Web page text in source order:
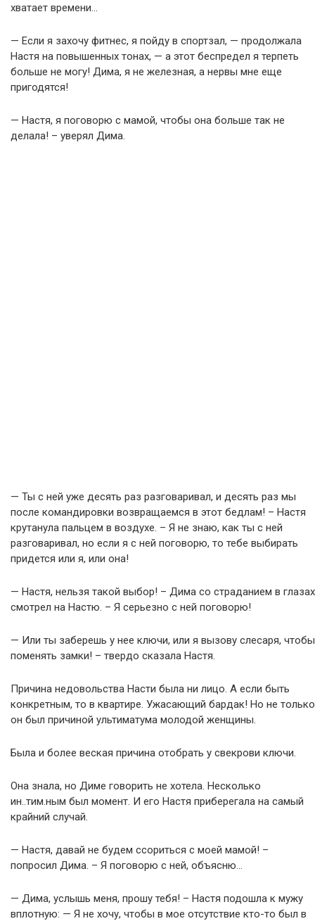
хватает времени…
— Если я захочу фитнес, я пойду в спортзал, — продолжала
Настя на повышенных тонах, — а этот беспредел я терпеть
больше не могу! Дима, я не железная, а нервы мне еще
пригодятся!
— Настя, я поговорю с мамой, чтобы она больше так не
делала! – уверял Дима.
— Ты с ней уже десять раз разговаривал, и десять раз мы
после командировки возвращаемся в этот бедлам! – Настя
крутанула пальцем в воздухе. – Я не знаю, как ты с ней
разговаривал, но если я с ней поговорю, то тебе выбирать
придется или я, или она!
— Настя, нельзя такой выбор! – Дима со страданием в глазах
смотрел на Настю. – Я серьезно с ней поговорю!
— Или ты заберешь у нее ключи, или я вызову слесаря, чтобы
поменять замки! – твердо сказала Настя.
Причина недовольства Насти была ни лицо. А если быть
конкретным, то в квартире. Ужасающий бардак! Но не только
он был причиной ультиматума молодой женщины.
Была и более веская причина отобрать у свекрови ключи.
Она знала, но Диме говорить не хотела. Несколько
ин..тим.ным был момент. И его Настя приберегала на самый
крайний случай.
— Настя, давай не будем ссориться с моей мамой! –
попросил Дима. – Я поговорю с ней, объясню…
— Дима, услышь меня, прошу тебя! – Настя подошла к мужу
вплотную: — Я не хочу, чтобы в мое отсутствие кто-то был в